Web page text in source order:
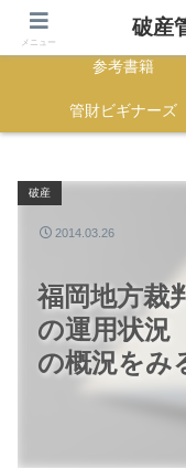
HOME
参考書籍
管財ビギナーズ
福岡地方裁
の運用状況
の概況をみ
破産
2014.03.26
メニュー
破産